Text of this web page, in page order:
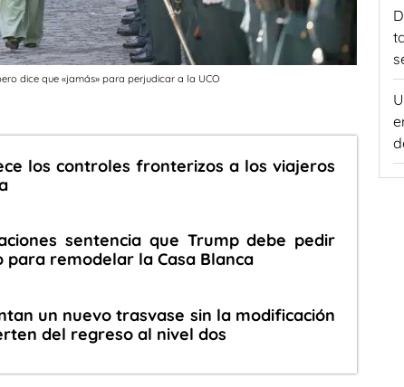
dice que «jamás» para perjudicar a la UCO
los controles fronterizos a los viajeros
sentencia que Trump debe pedir
para remodelar la Casa Blanca
un nuevo trasvase sin la modificación
del regreso al nivel dos